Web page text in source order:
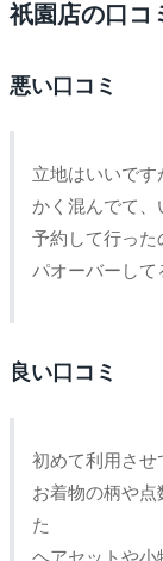
祇園店の口コ
悪い口コミ
立地はいいです
かく混んでて、
予約して行った
パオーバーして
良い口コミ
初めて利用させ
お着物の柄や点
た